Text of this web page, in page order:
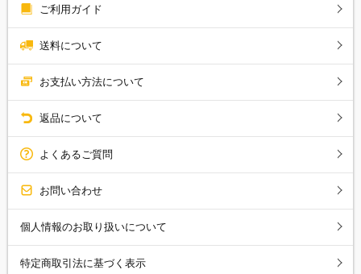
ご利用ガイド
送料について
お支払い方法について
返品について
よくあるご質問
お問い合わせ
個人情報のお取り扱いについて
特定商取引法に基づく表示